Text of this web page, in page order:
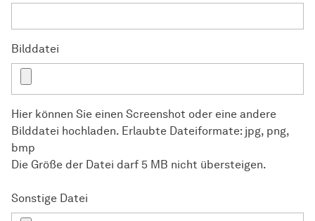
Bilddatei
Hier können Sie einen Screenshot oder eine andere
Bilddatei hochladen. Erlaubte Dateiformate: jpg, png,
bmp
Die Größe der Datei darf 5 MB nicht übersteigen.
Sonstige Datei